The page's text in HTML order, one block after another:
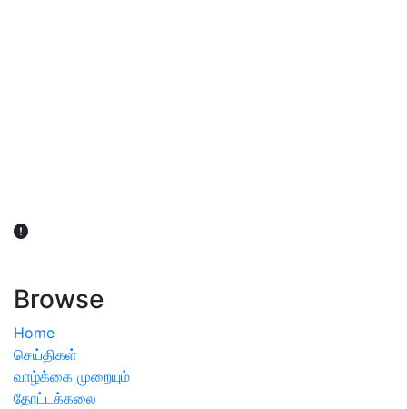
Browse
Home
செய்திகள்
வாழ்க்கை முறையும்
தோட்டக்கலை